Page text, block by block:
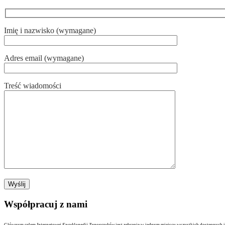
Imię i nazwisko (wymagane)
Adres email (wymagane)
Treść wiadomości
Współpracuj z nami